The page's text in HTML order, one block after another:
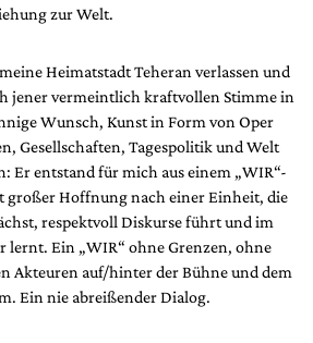
zur Welt.
Heimatstadt Teheran verlassen und
jener vermeintlich kraftvollen Stimme in
Wunsch, Kunst in Form von Oper
Gesellschaften, Tagespolitik und Welt
Er entstand für mich aus einem „WIR“-
großer Hoffnung nach einer Einheit, die
respektvoll Diskurse führt und im
lernt. Ein „WIR“ ohne Grenzen, ohne
Akteuren auf/hinter der Bühne und dem
Ein nie abreißender Dialog.